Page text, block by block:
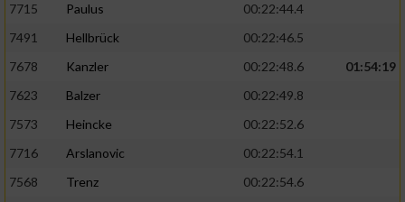
7715
Paulus
00:22:44.4
7491
Hellbrück
00:22:46.5
7678
Kanzler 00:22:48.6
01:54:19
7623
Balzer
00:22:49.8
7573
Heincke
00:22:52.6
7716
Arslanovic
00:22:54.1
7568
Trenz
00:22:54.6